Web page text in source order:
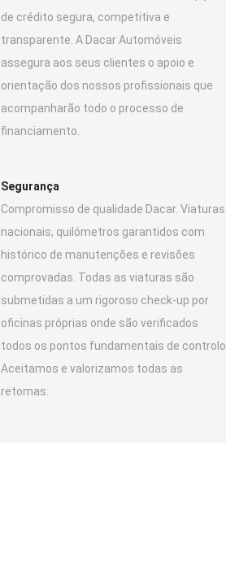
de crédito segura, competitiva e
transparente. A Dacar Automóveis
assegura aos seus clientes o apoio e
orientação dos nossos profissionais que
acompanharão todo o processo de
financiamento.
Segurança
Compromisso de qualidade Dacar. Viaturas
nacionais, quilómetros garantidos com
histórico de manutenções e revisões
comprovadas. Todas as viaturas são
submetidas a um rigoroso check-up por
oficinas próprias onde são verificados
todos os pontos fundamentais de controlo.
Aceitamos e valorizamos todas as
retomas.